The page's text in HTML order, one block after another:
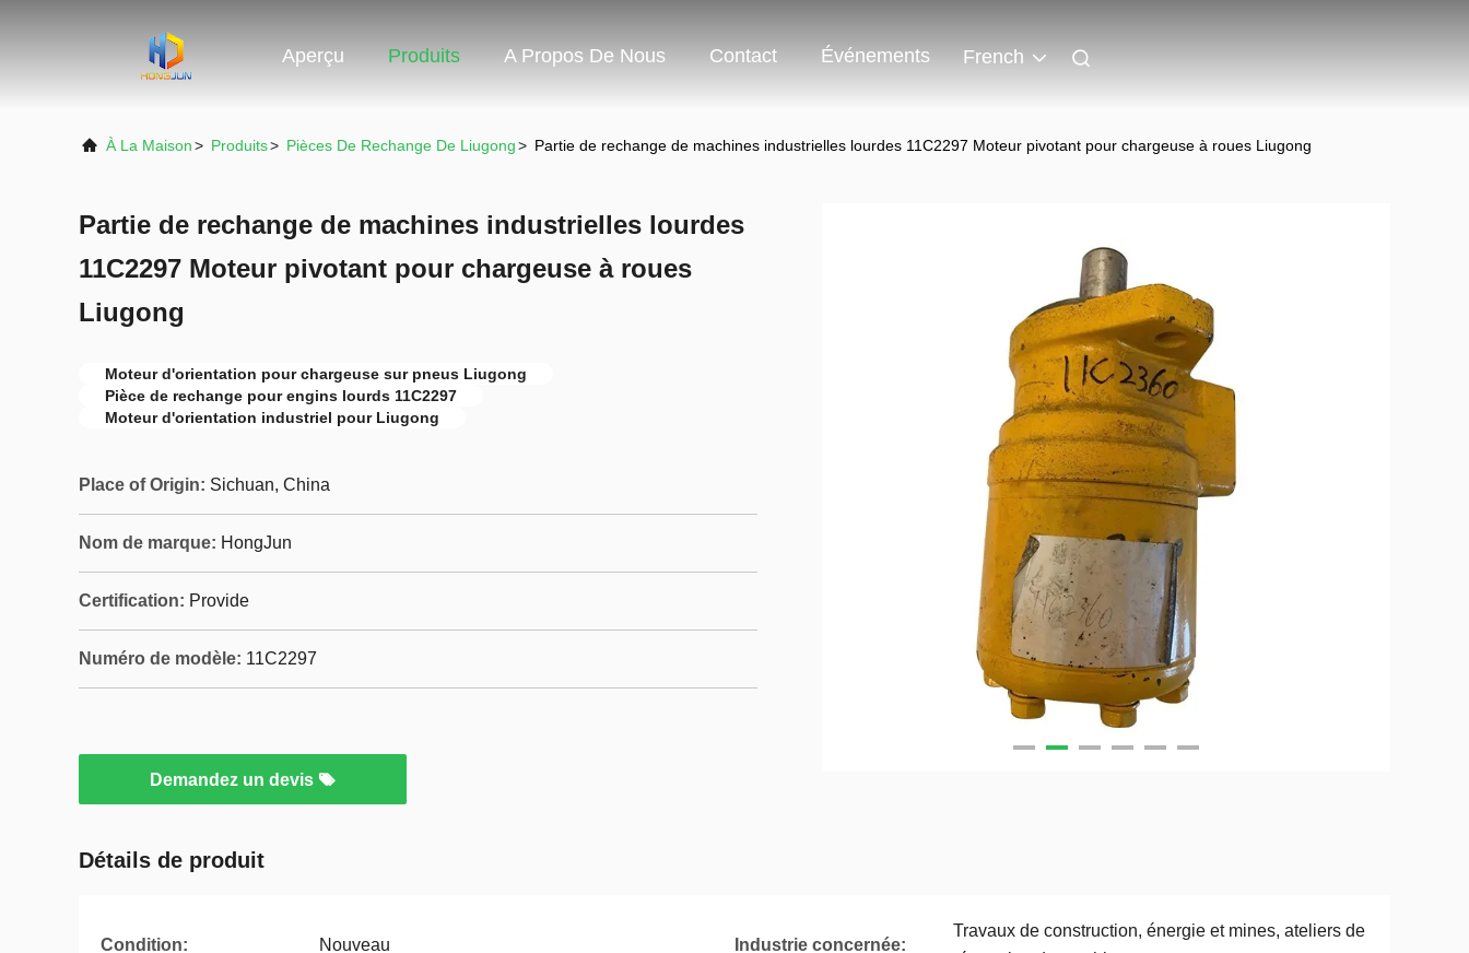
Aperçu Produits A Propos De Nous Contact Événements French
À La Maison> Produits> Pièces De Rechange De Liugong> Partie de rechange de machines industrielles lourdes 11C2297 Moteur pivotant pour chargeuse à roues Liugong
Partie de rechange de machines industrielles lourdes
11C2297 Moteur pivotant pour chargeuse à roues
Liugong
Moteur d'orientation pour chargeuse sur pneus Liugong
Pièce de rechange pour engins lourds 11C2297
Moteur d'orientation industriel pour Liugong
Place of Origin: Sichuan, China
Nom de marque: HongJun
Certification: Provide
Numéro de modèle: 11C2297
Demandez un devis
Détails de produit
Condition: Nouveau Industrie concernée:
Travaux de construction, énergie et mines, ateliers de